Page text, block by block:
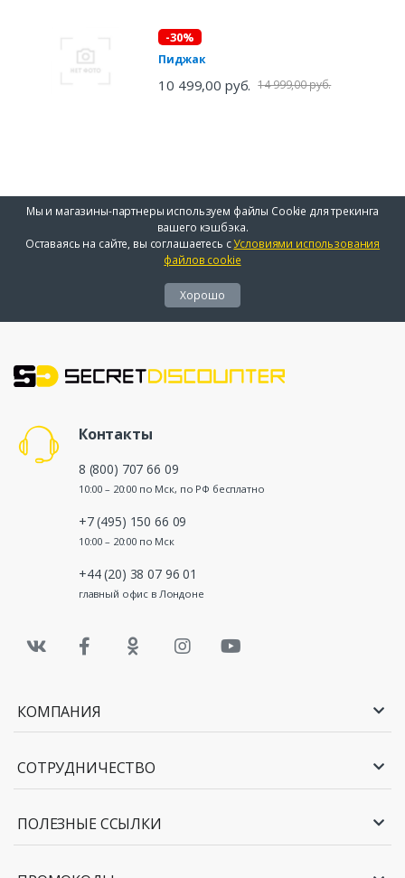
-30%
Пиджак
10 499,00 руб. 14 999,00 руб.
Мы и магазины-партнеры используем файлы Cookie для трекинга
вашего кэшбэка.
Оставаясь на сайте, вы соглашаетесь сУсловиями использования
файлов cookie
Хорошо
Контакты
8 (800) 707 66 09
10:00 – 20:00 по Мск, по РФ бесплатно
+7 (495) 150 66 09
10:00 – 20:00 по Мск
+44 (20) 38 07 96 01
главный офис в Лондоне
КОМПАНИЯ
СОТРУДНИЧЕСТВО
ПОЛЕЗНЫЕ ССЫЛКИ